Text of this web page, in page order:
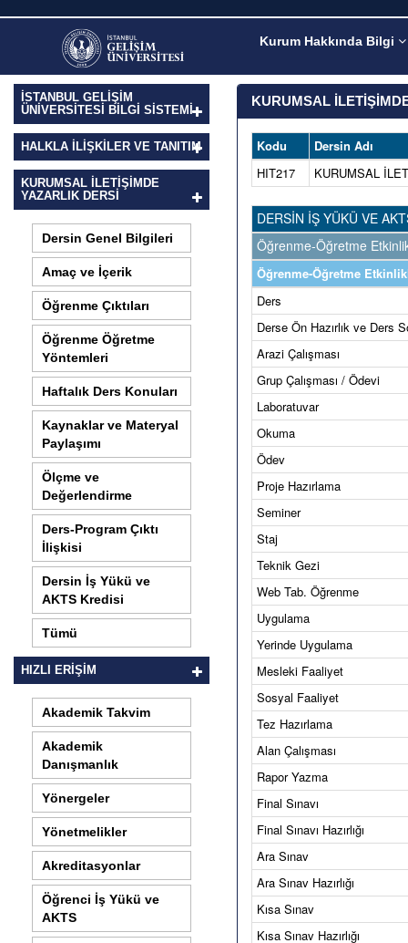
Kurum Hakkında Bilgi
İSTANBUL GELİŞİM
ÜNİVERSİTESİ BİLGİ SİSTEMİ
HALKLA İLIŞKILER VE TANITIM
KURUMSAL İLETİŞİMDE
YAZARLIK DERSI
Dersin Genel Bilgileri
Amaç ve İçerik
Öğrenme Çıktıları
Öğrenme Öğretme
Yöntemleri
Haftalık Ders Konuları
Kaynaklar ve Materyal
Paylaşımı
Ölçme ve
Değerlendirme
Ders-Program Çıktı
İlişkisi
Dersin İş Yükü ve
AKTS Kredisi
Tümü
HIZLI ERİŞİM
Akademik Takvim
Akademik
Danışmanlık
Yönergeler
Yönetmelikler
Akreditasyonlar
Öğrenci İş Yükü ve
AKTS
KURUMSAL
Kodu
Dersin Adı
HIT217
KURUMSAL
DERSİN İŞ YÜKÜ VE
Öğrenme-Öğretme
Öğrenme-Öğretme
Ders
Derse Ön Hazırlık ve Ders
Arazi Çalışması
Grup Çalışması / Ödevi
Laboratuvar
Okuma
Ödev
Proje Hazırlama
Seminer
Staj
Teknik Gezi
Web Tab. Öğrenme
Uygulama
Yerinde Uygulama
Mesleki Faaliyet
Sosyal Faaliyet
Tez Hazırlama
Alan Çalışması
Rapor Yazma
Final Sınavı
Final Sınavı Hazırlığı
Ara Sınav
Ara Sınav Hazırlığı
Kısa Sınav
Kısa Sınav Hazırlığı